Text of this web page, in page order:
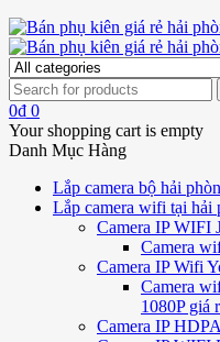
0₫ 0
Your shopping cart is empty
Danh Mục Hàng
Lắp camera bộ hải
Lắp camera wifi tại hải
Camera IP WIFI
Camera
Camera IP Wifi
Camera
1080P giá
Camera IP